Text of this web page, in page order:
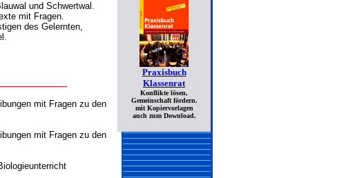
und Schwertwal.
mit Fragen.
des Gelernten,
mit Fragen zu den
mit Fragen zu den
Praxisbuch
Klassenrat
Konflikte lösen,
Gemeinschaft fördern.
mit Kopiervorlagen
auch zum Download.